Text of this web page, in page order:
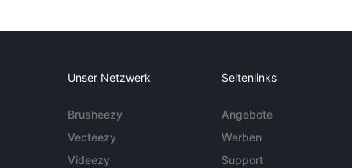
Unser Netzwerk
Brusheezy
Vecteezy
Videezy
Seitenlinks
Angebote
Werben
Support